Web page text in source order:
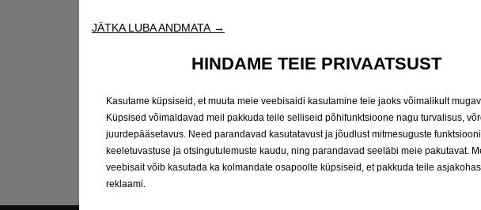
JÄTKA LUBA ANDMATA →
HINDAME TEIE PRIVAATSUST
Kasutame küpsiseid, et muuta meie veebisaidi kasutamine teie jaoks võimalikult
Küpsised võimaldavad meil pakkuda teile selliseid põhifunktsioone nagu turvalisus,
juurdepääsetavus. Need parandavad kasutatavust ja jõudlust mitmesuguste
keeletuvastuse ja otsingutulemuste kaudu, ning parandavad seeläbi meie pakutavat.
veebisait võib kasutada ka kolmandate osapoolte küpsiseid, et pakkuda teile
reklaami.